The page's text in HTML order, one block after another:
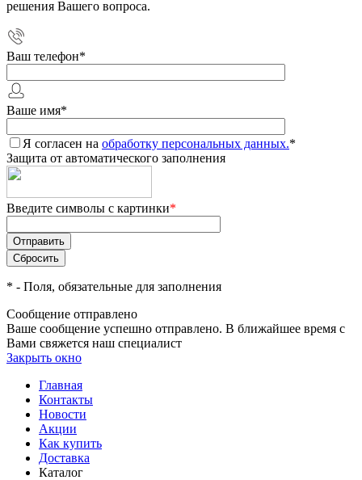
решения Вашего вопроса.
Ваш телефон*
Ваше имя*
Я согласен на обработку персональных данных.*
Защита от автоматического заполнения
Введите символы с картинки*
* - Поля, обязательные для заполнения
Сообщение отправлено
Ваше сообщение успешно отправлено. В ближайшее время с
Вами свяжется наш специалист
Закрыть окно
Главная
Контакты
Новости
Акции
Как купить
Доставка
Каталог